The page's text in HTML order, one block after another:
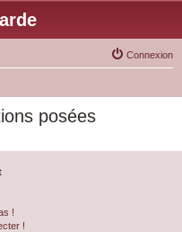
Connexion
posées
!
!